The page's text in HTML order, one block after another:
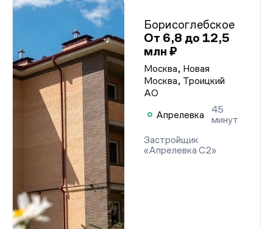
Борисоглебское
От 6,8 до 12,5
млн ₽
Москва, Новая
Москва, Троицкий
АО
Апрелевка
45
минут
Застройщик
«Апрелевка С2»